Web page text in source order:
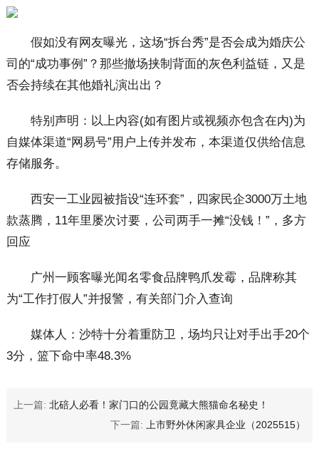
假如没有网友曝光，这场“拆台秀”是否会成为婚庆公
司的“成功事例”？那些撤场挟制背面的灰色利益链，又是
否会持续在其他婚礼演出出？
特别声明：以上内容(如有图片或视频亦包含在内)为
自媒体渠道“网易号”用户上传并发布，本渠道仅供给信息
存储服务。
西安一工业园被指设“连环套”，四家民企3000万土地
款蒸腾，11年里屡次讨要，公司两手一摊“没钱！”，多方
回应
广州一顾客曝光闻名零食品牌鸭爪发霉，品牌称其
为“工作打假人”并报警，有关部门介入查询
媒体人：沙特十分着重防卫，场均只让对手出手20个
3分，篮下命中率48.3%
上一篇: 北碚人必看！家门口的公园竟藏大熊猫命名秘史！
下一篇:
上市野外休闲家具企业（2025515）